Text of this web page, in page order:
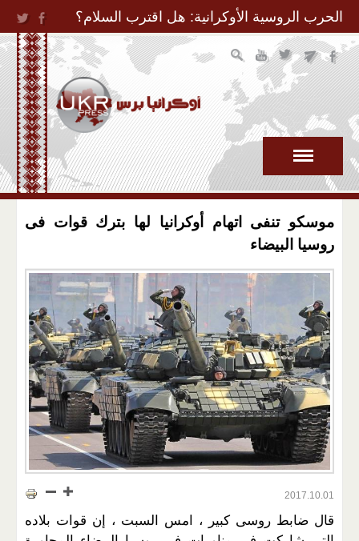
Jump to Navigation
الحرب الروسية الأوكرانية: هل اقترب السلام؟
موسكو تنفى اتهام أوكرانيا لها بترك قوات فى
روسيا البيضاء
2017.10.01
قال ضابط روسى كبير ، امس السبت ، إن قوات بلاده